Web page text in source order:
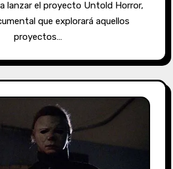
lanzar el proyecto Untold Horror,
que explorará aquellos
proyectos…